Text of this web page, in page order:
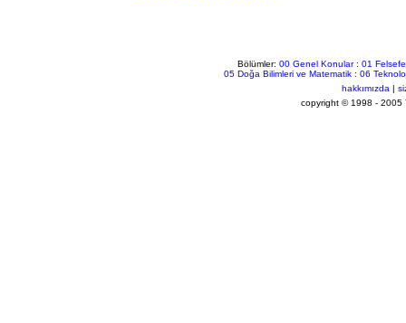
Bölümler: 00 Genel Konular: 01
05 Doğa Bilimleri ve Matematik: 06
hakkımızda |
copyright © 1998 - 2005